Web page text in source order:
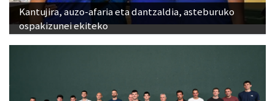
Kantujira, auzo-afaria eta dantzaldia, asteburuko
ospakizunei ekiteko